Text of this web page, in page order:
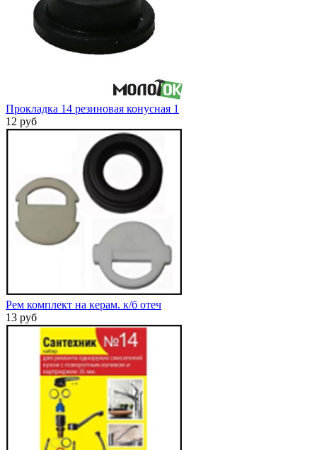
Прокладка 14 резиновая конусная 1
12 руб
Рем комплект на керам. к/б отеч
13 руб